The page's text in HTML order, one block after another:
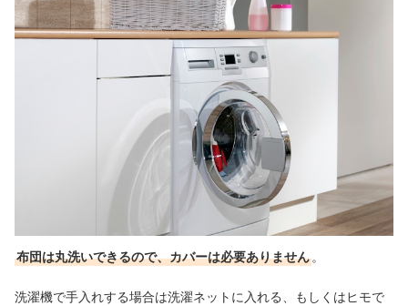
布団は丸洗いできるので、カバーは必要ありません 。
洗濯機で手入れする場合は洗濯ネットに入れる、もしくはヒモで